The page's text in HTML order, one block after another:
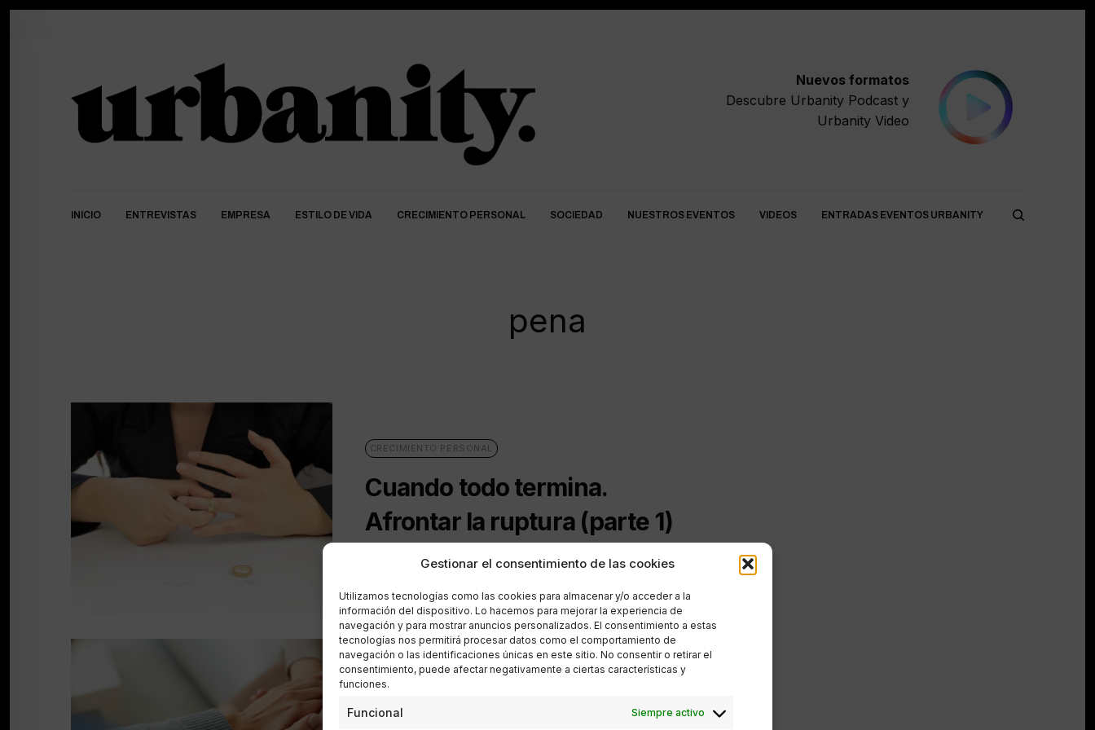
Gestionar el consentimiento de las cookies
Utilizamos tecnologías como las cookies para almacenar y/o acceder a la
información del dispositivo. Lo hacemos para mejorar la experiencia de
navegación y para mostrar anuncios personalizados. El consentimiento a estas
tecnologías nos permitirá procesar datos como el comportamiento de
navegación o las identificaciones únicas en este sitio. No consentir o retirar el
consentimiento, puede afectar negativamente a ciertas características y
funciones.
Funcional Siempre activo
Nuevos formatos
Descubre Urbanity Podcasty
Urbanity Video
INICIO ENTREVISTAS EMPRESA ESTILO DE VIDA CRECIMIENTO PERSONAL SOCIEDAD NUESTROS EVENTOS VIDEOS ENTRADAS EVENTOS URBANITY
pena
CRECIMIENTO PERSONAL
Cuando todo termina.
Afrontar la ruptura (parte 1)
CRECIMIENTO PERSONAL
Compasión por la